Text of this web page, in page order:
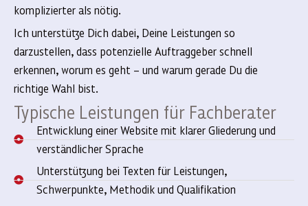
komplizierter als nötig.
Ich unterstütze Dich dabei, Deine Leistungen so
darzustellen, dass potenzielle Auftraggeber schnell
erkennen, worum es geht – und warum gerade Du die
richtige Wahl bist.
Typische Leistungen für Fachberater
Entwicklung einer Website mit klarer Gliederung und
verständlicher Sprache
Unterstützung bei Texten für Leistungen,
Schwerpunkte, Methodik und Qualifikation